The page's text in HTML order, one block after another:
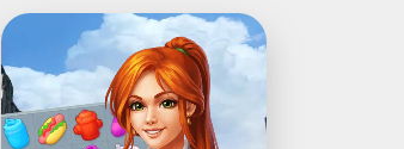
て
て、
デ
ザ
イ
ン
市
長
マ
ッ
チ